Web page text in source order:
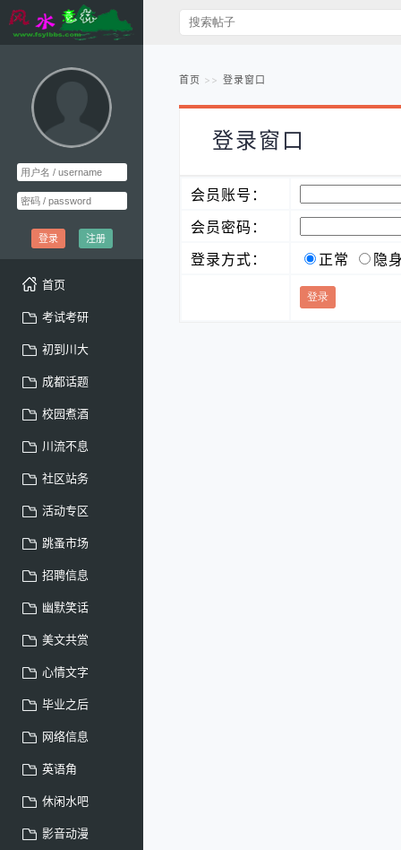
登录 注册
首页
考试考研
初到川大
成都话题
校园煮酒
川流不息
社区站务
活动专区
跳蚤市场
招聘信息
幽默笑话
美文共赏
心情文字
毕业之后
网络信息
英语角
休闲水吧
影音动漫
首页 登录窗口
登录窗口
会员账号：
会员密码：
登录方式：
正常 隐